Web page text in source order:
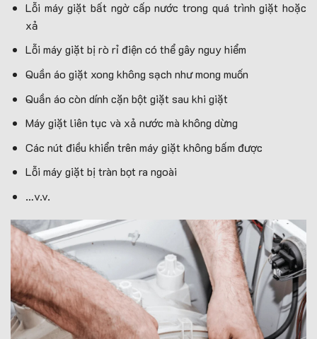
Lỗi máy giặt bất ngờ cấp nước trong quá trình giặt hoặc
xả
Lỗi máy giặt bị rò rỉ điện có thể gây nguy hiểm
Quần áo giặt xong không sạch như mong muốn
Quần áo còn dính cặn bột giặt sau khi giặt
Máy giặt liên tục và xả nước mà không dừng
Các nút điều khiển trên máy giặt không bấm được
Lỗi máy giặt bị tràn bọt ra ngoài
…v.v.